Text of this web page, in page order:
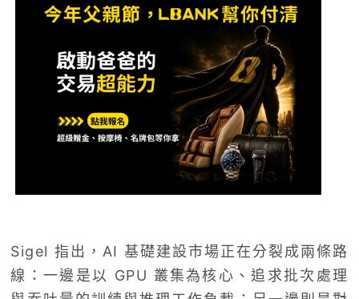
Sigel 指出，AI 基礎建設市場正在分裂成兩條路
線：一邊是以 GPU 叢集為核心、追求批次處理